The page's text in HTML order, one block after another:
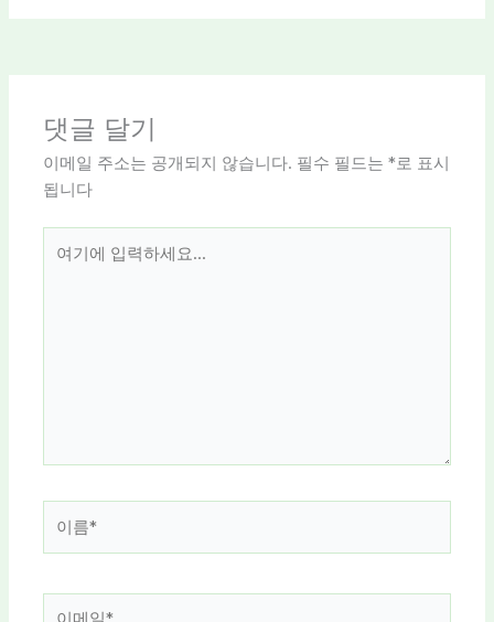
댓글 달기
이메일 주소는 공개되지 않습니다. 필수 필드는*로 표시
됩니다